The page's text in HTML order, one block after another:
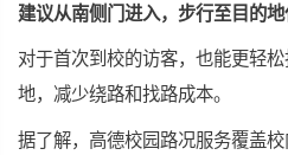
建议从南侧门进入，步行至目的地
对于首次到校的访客，也能更轻
地，减少绕路和找路成本。
据了解，高德校园路况服务覆盖校